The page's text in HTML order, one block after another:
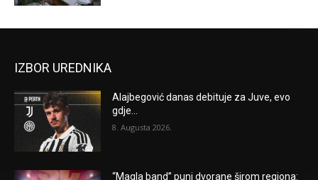
IZBOR UREDNIKA
Alajbegović danas debituje za Juve, evo
gdje...
8. Augusta 2026.
“Magla band” puni dvorane širom regiona: